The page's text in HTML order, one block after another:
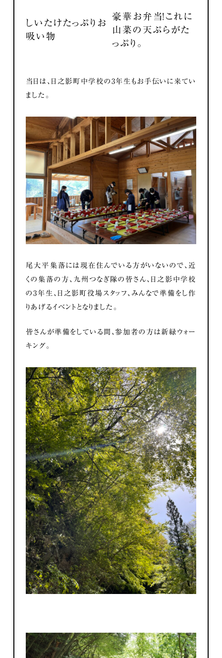
しいたけたっぷりお
吸い物
豪華お弁当！これに
山菜の天ぷらがた
っぷり。
当日は、日之影町中学校の3年生もお手伝いに来てい
ました。
尾大平集落には現在住んでいる方がいないので、近
くの集落の方、九州つなぎ隊の皆さん、日之影中学校
の3年生、日之影町役場スタッフ、みんなで準備をし作
りあげるイベントとなりました。
皆さんが準備をしている間、参加者の方は新緑ウォー
キング。